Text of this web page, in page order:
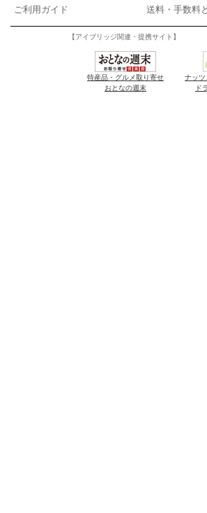
ご利用ガイド
送料・手数料
【アイブリッジ関連・提携サイト】
特産品・グルメ取り寄せ
おとなの週末
ナッツ
ド